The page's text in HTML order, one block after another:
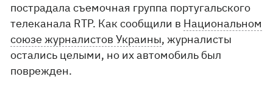
пострадала съемочная группа португальского
телеканала RTP. Как сообщили в Национальном
союзе журналистов Украины, журналисты
остались целыми, но их автомобиль был
поврежден.